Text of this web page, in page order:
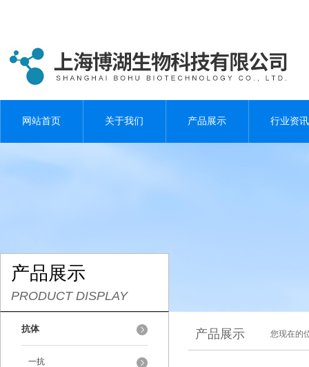
网站首页 关于我们 产品展示 行业资讯
产品展示
PRODUCT DISPLAY
抗体
一抗
产品展示 您现在的